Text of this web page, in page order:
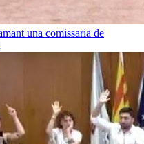
una comissaria de